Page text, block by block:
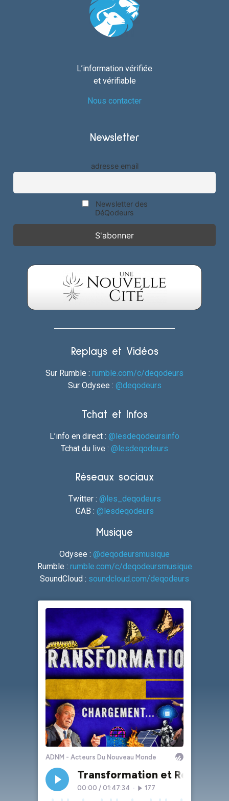
L’information vérifiée
et vérifiable
Nous contacter
Newsletter
adresse email
Newsletter des
DéQodeurs
Replays et Vidéos
Sur Rumble : rumble.com/c/deqodeurs
Sur Odysee : @deqodeurs
Tchat et Infos
L’info en direct : @lesdeqodeursinfo
Tchat du live : @lesdeqodeurs
Réseaux sociaux
Twitter : @les_deqodeurs
GAB : @lesdeqodeurs
Musique
Odysee : @deqodeursmusique
Rumble : rumble.com/c/deqodeursmusique
SoundCloud : soundcloud.com/deqodeurs